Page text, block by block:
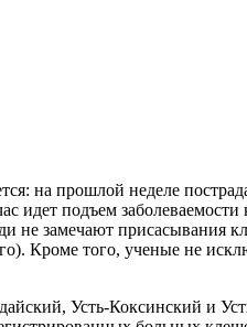
на прошлой неделе
идет подъем
не замечают присасывания
Кроме того, ученые не
Усть-Коксинский и